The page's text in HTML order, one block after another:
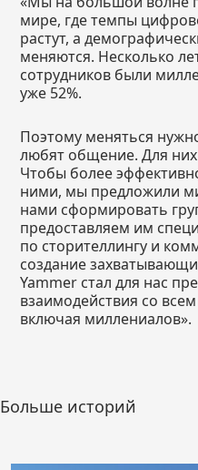
мире, где темпы
растут, а
меняются. Несколько
сотрудников были
уже 52%.
Поэтому меняться
любят общение. Для
Чтобы более
ними, мы предложили
нами сформировать
предоставляем им
по сторителлингу и
создание
Yammer стал для нас
взаимодействия со
включая миллениалов».
Больше историй